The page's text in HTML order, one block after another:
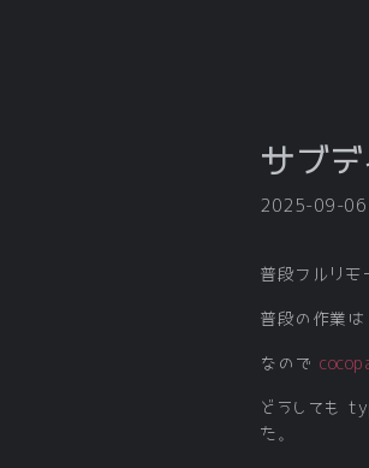
サブ
2025-09-06
普段フルリモ
普段の作業は
なので
どうしても
た。